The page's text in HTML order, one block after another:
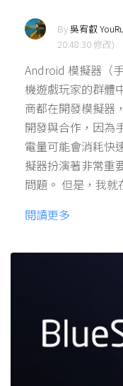
By吳宥叡
20:48:30 修改)
Android 模擬器（
機遊戲玩家的群體
商都在開發模擬器
開發與合作，因為
電量可能會消耗快
擬器扮演著非常重
問題。 但是，我
閱讀更多